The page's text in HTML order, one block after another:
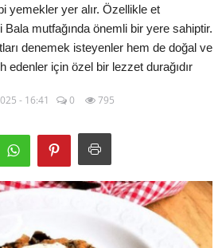
İpuçları
Yemekleri
yemekler yer alır. Özellikle et
mutfağında önemli bir yere sahiptir.
denemek isteyenler hem de doğal ve
edenler için özel bir lezzet durağıdır
- 16:41 0 795